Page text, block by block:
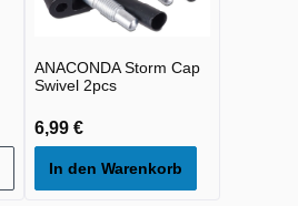
ANACONDA Storm Cap
Swivel 2pcs
6,99 €
In den Warenkorb